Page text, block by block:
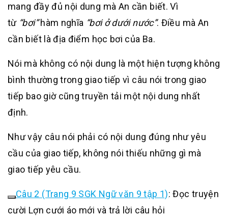
mang đầy đủ nội dung mà An cần biết. Vì
từ “bơi”hàm nghĩa “bơi ở dưới nước”. Điều mà An
cần biết là địa điểm học bơi của Ba.
Nói mà không có nội dung là một hiện tượng không
bình thường trong giao tiếp vì câu nói trong giao
tiếp bao giờ cũng truyền tải một nội dung nhất
định.
Như vậy câu nói phải có nội dung đúng như yêu
cầu của giao tiếp, không nói thiếu những gì mà
giao tiếp yêu cầu.
Câu 2 (Trang 9 SGK Ngữ văn 9 tập 1): Đọc truyện
cười Lợn cưới áo mới và trả lời câu hỏi